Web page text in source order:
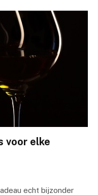
voor elke
echt bijzonder